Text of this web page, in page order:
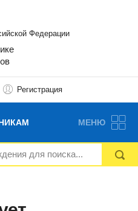
Федерации
Регистрация
МЕНЮ